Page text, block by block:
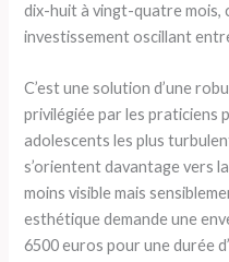
dix-huit à vingt-quatre mois,
investissement oscillant
C’est une solution d’une
privilégiée par les praticiens
adolescents les plus
s’orientent davantage vers
moins visible mais
esthétique demande une
6500 euros pour une durée